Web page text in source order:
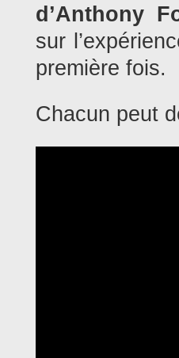
d’Anthony
sur
première fois.
Chacun peut